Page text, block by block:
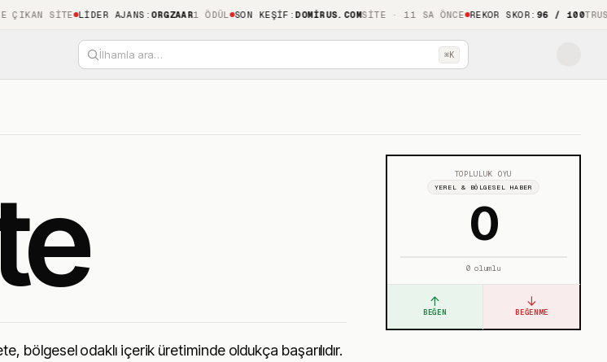
SITE LIDER AJANS:ORGZAAR1 ÖDÜL SON KEŞIF:DOMIRUS.COMSITE · 11 SA ÖNCE REKOR SKOR :96 / 100
İlhamla ara… ⌘K
odaklı içerik üretiminde oldukça başarılıdır.
TOPLULUK OYU
YEREL & BÖLGESEL HABER
0
0olumlu
↑
BEĞEN
↓
BEĞENME